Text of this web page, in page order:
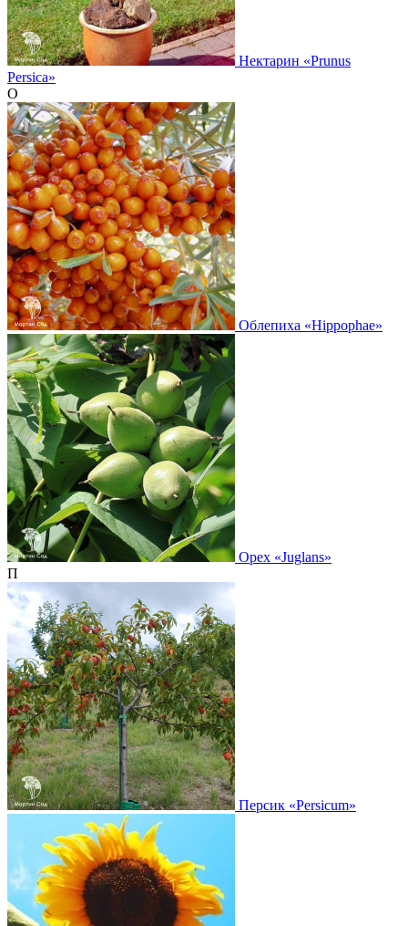
Нектарин «Prunus
Persica»
О
Облепиха «Hippophae»
Орех «Juglans»
П
Персик «Persicum»